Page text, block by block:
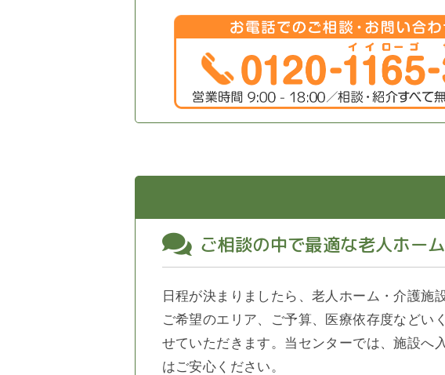
ご相談の中で最適な老人ホー
日程が決まりましたら、老人ホーム・介護施
ご希望のエリア、ご予算、医療依存度などい
せていただきます。当センターでは、施設へ
はご安心ください。